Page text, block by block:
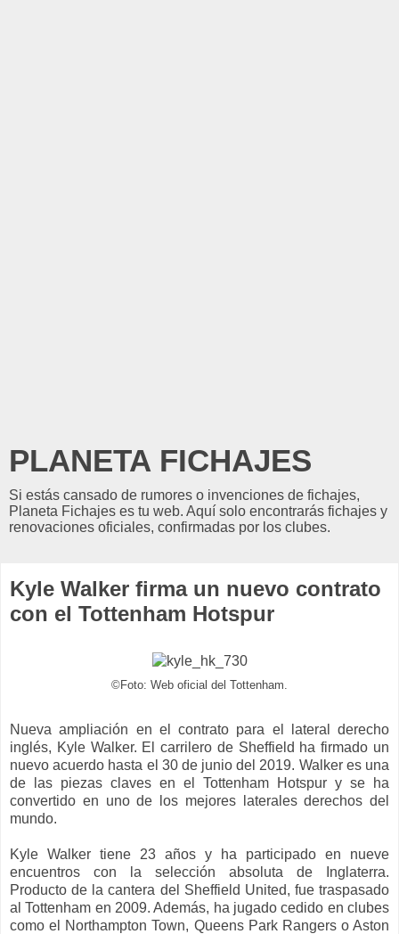
PLANETA FICHAJES
Si estás cansado de rumores o invenciones de fichajes,
Planeta Fichajes es tu web. Aquí solo encontrarás fichajes y
renovaciones oficiales, confirmadas por los clubes.
Kyle Walker firma un nuevo contrato
con el Tottenham Hotspur
©Foto: Web oficial del Tottenham.
Nueva ampliación en el contrato para el lateral derecho
inglés, Kyle Walker. El carrilero de Sheffield ha firmado un
nuevo acuerdo hasta el 30 de junio del 2019. Walker es una
de las piezas claves en el Tottenham Hotspur y se ha
convertido en uno de los mejores laterales derechos del
mundo.
Kyle Walker tiene 23 años y ha participado en nueve
encuentros con la selección absoluta de Inglaterra.
Producto de la cantera del Sheffield United, fue traspasado
al Tottenham en 2009. Además, ha jugado cedido en clubes
como el Northampton Town, Queens Park Rangers o Aston